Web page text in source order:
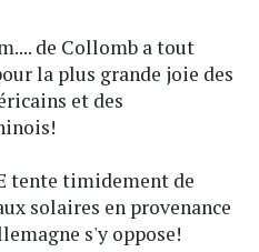
de Collomb a tout
la plus grande joie des
et des
tente timidement de
solaires en provenance
s'y oppose!